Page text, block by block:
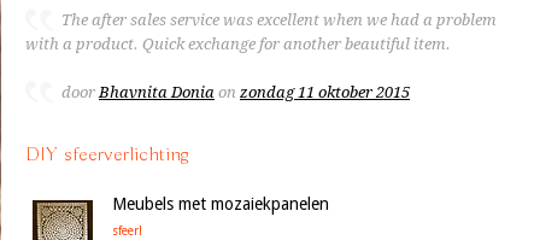
The after sales service was excellent when we had a problem
with a product. Quick exchange for another beautiful item.
doorBhavnita Donia on zondag 11 oktober 2015
DIY sfeerverlichting
Meubels met mozaiekpanelen
sfeer!